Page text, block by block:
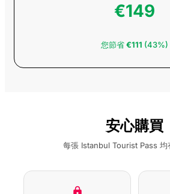
€149
您節省€111 (43%)
安心購買
每張 Istanbul Tourist Pass 均